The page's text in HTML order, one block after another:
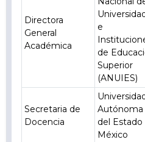
Directora
General
Académica
e
de
Superior
(ANUIES)
Secretaria de
Docencia
Autónoma
del Estado
México